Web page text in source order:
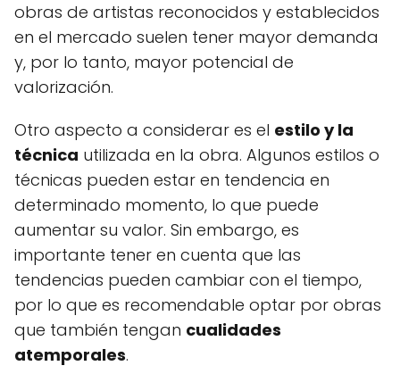
obras de artistas reconocidos y establecidos
en el mercado suelen tener mayor demanda
y, por lo tanto, mayor potencial de
valorización.
Otro aspecto a considerar es el estilo y la
técnica utilizada en la obra. Algunos estilos o
técnicas pueden estar en tendencia en
determinado momento, lo que puede
aumentar su valor. Sin embargo, es
importante tener en cuenta que las
tendencias pueden cambiar con el tiempo,
por lo que es recomendable optar por obras
que también tengan cualidades
atemporales.